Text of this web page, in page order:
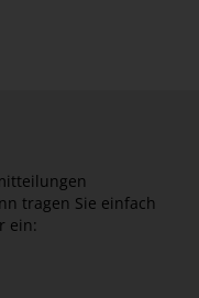
tragen Sie einfach
ein: